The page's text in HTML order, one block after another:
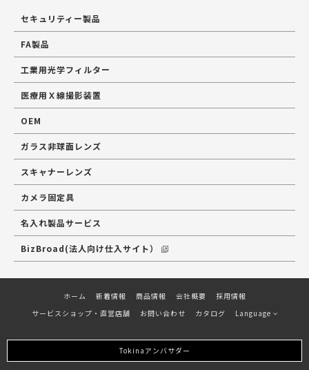
セキュリティー製品
FA製品
工業用光学フィルター
医療用Ｘ線撮影装置
OEM
ガラス非球面レンズ
スキャナーレンズ
カメラ固定具
名入れ製品サービス
BizBroad(法人向け仕入サイト）
ホーム 新着情報 商品情報 会社概要
採用情報
サービスショップ・直営店舗
お問い合わせ カタログ Language
Tokinaアンバサダー